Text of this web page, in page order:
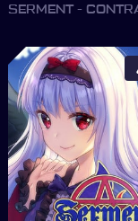
SERMENT -